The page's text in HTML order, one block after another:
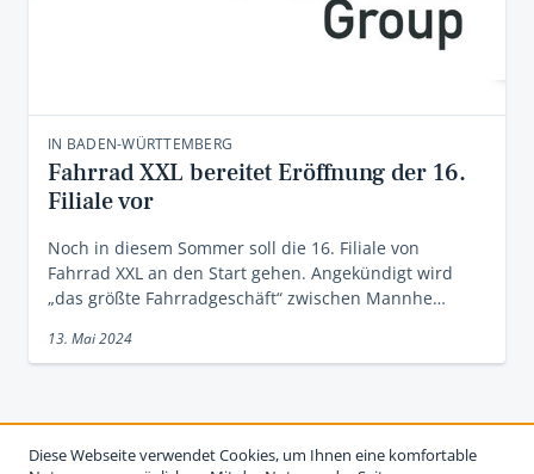
IN BADEN-WÜRTTEMBERG
Fahrrad XXL bereitet Eröffnung der 16.
Filiale vor
Noch in diesem Sommer soll die 16. Filiale von
Fahrrad XXL an den Start gehen. Angekündigt wird
„das größte Fahrradgeschäft“ zwischen Mannhe…
13. Mai 2024
Diese Webseite verwendet Cookies, um Ihnen eine komfortable